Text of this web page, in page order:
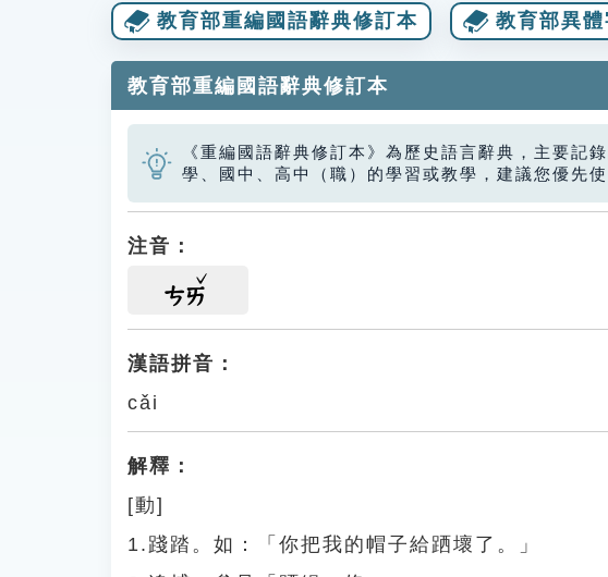
教育部重編國語辭典修訂本 教育部異
教育部重編國語辭典修訂本
《重編國語辭典修訂本》為歷史語言辭典，主要記
學、國中、高中（職）的學習或教學，建議您優先
注音：
ㄘㄞ
漢語拼音：
cǎi
解釋：
[動]
1.踐踏。如：「你把我的帽子給跴壞了。」